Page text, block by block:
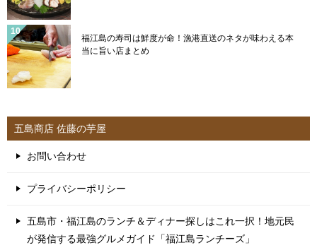
福江島の寿司は鮮度が命！漁港直送のネタが味わえる本
当に旨い店まとめ
五島商店 佐藤の芋屋
お問い合わせ
プライバシーポリシー
五島市・福江島のランチ＆ディナー探しはこれ一択！地元民
が発信する最強グルメガイド「福江島ランチーズ」